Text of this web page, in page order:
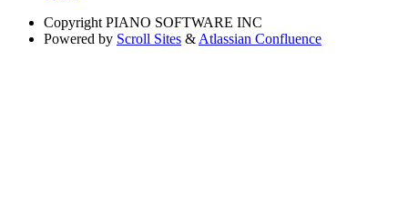
Copyright PIANO SOFTWARE INC
Powered by Scroll Sites & Atlassian Confluence